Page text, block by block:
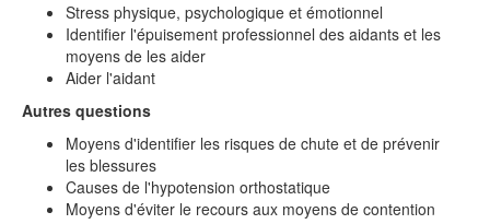
Stress physique, psychologique et émotionnel
Identifier l'épuisement professionnel des aidants et les
moyens de les aider
Aider l'aidant
Autres questions
Moyens d'identifier les risques de chute et de prévenir
les blessures
Causes de l'hypotension orthostatique
Moyens d'éviter le recours aux moyens de contention